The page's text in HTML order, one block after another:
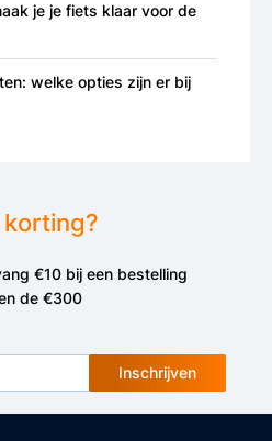
je je fiets klaar voor de
welke opties zijn er bij
€10 bij een bestelling
de €300
Inschrijven